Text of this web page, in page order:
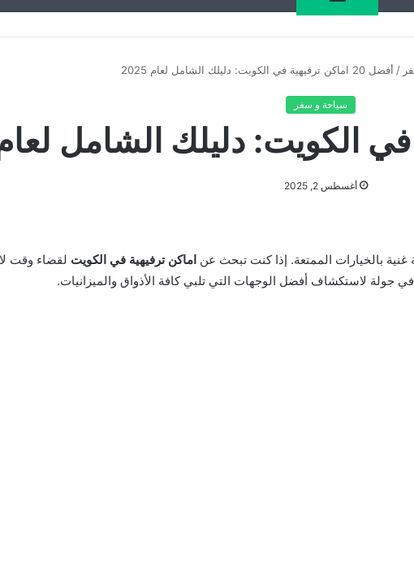
/ أفضل 20 اماكن ترفيهية في الكويت: دليلك الشامل لعام 2025
سياحة و سفر
أغسطس 2, 2025
غنية بالخيارات الممتعة. إذا كنت تبحث عن اماكن ترفيهية في الكويت لقضاء وقت
لاستكشاف أفضل الوجهات التي تلبي كافة الأذواق والميزانيات.